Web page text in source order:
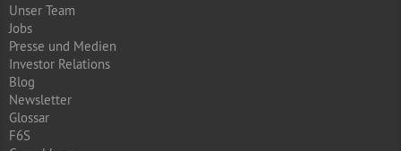
Unser Team
Jobs
Presse und Medien
Investor Relations
Blog
Newsletter
Glossar
F6S